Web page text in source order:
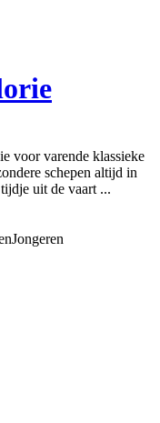
voor varende klassieke
schepen altijd in
uit de vaart ...
Jongeren